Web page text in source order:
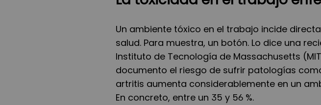
Un ambiente tóxico en el trabajo incide
salud. Para muestra, un botón. Lo dice una
Instituto de Tecnología de Massachusetts
documento el riesgo de sufrir patologías
artritis aumenta considerablemente en un
En concreto, entre un 35 y 56 %.